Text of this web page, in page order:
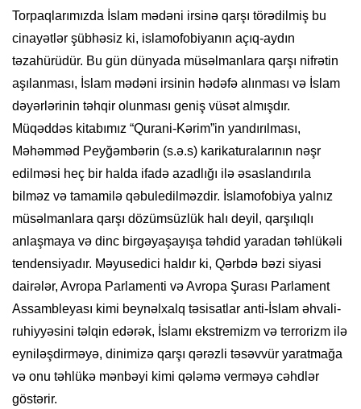
Torpaqlarımızda İslam mədəni irsinə qarşı törədilmiş bu
cinayətlər şübhəsiz ki, islamofobiyanın açıq-aydın
təzahürüdür. Bu gün dünyada müsəlmanlara qarşı nifrətin
aşılanması, İslam mədəni irsinin hədəfə alınması və İslam
dəyərlərinin təhqir olunması geniş vüsət almışdır.
Müqəddəs kitabımız “Qurani-Kərim”in yandırılması,
Məhəmməd Peyğəmbərin (s.ə.s) karikaturalarının nəşr
edilməsi heç bir halda ifadə azadlığı ilə əsaslandırıla
bilməz və tamamilə qəbuledilməzdir. İslamofobiya yalnız
müsəlmanlara qarşı dözümsüzlük halı deyil, qarşılıqlı
anlaşmaya və dinc birgəyaşayışa təhdid yaradan təhlükəli
tendensiyadır. Məyusedici haldır ki, Qərbdə bəzi siyasi
dairələr, Avropa Parlamenti və Avropa Şurası Parlament
Assambleyası kimi beynəlxalq təsisatlar anti-İslam əhvali-
ruhiyyəsini təlqin edərək, İslamı ekstremizm və terrorizm ilə
eyniləşdirməyə, dinimizə qarşı qərəzli təsəvvür yaratmağa
və onu təhlükə mənbəyi kimi qələmə verməyə cəhdlər
göstərir.